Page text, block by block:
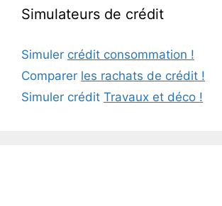
Simulateurs de crédit
Simuler crédit consommation !
Comparer les rachats de crédit !
Simuler crédit Travaux et déco !